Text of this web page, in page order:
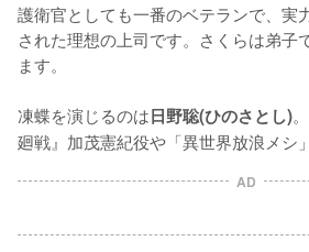
護衛官としても一番のベテランで、実
された理想の上司です。さくらは弟子
ます。
凍蝶を演じるのは日野聡(ひのさとし)
廻戦』加茂憲紀役や「異世界放浪メシ
AD